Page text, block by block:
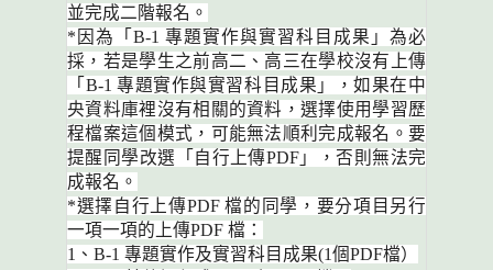
並完成二階報名。
*因為「B-1 專題實作與實習科目成果」為必
採，若是學生之前高二、高三在學校沒有上傳
「B-1 專題實作與實習科目成果」，如果在中
央資料庫裡沒有相關的資料，選擇使用學習歷
程檔案這個模式，可能無法順利完成報名。要
提醒同學改選「自行上傳PDF」，否則無法完
成報名。
*選擇自行上傳PDF 檔的同學，要分項目另行
一項一項的上傳PDF 檔：
1、B-1 專題實作及實習科目成果(1個PDF檔）